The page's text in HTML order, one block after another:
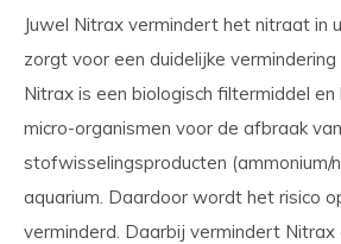
Juwel Nitrax vermindert het nitraat in
zorgt voor een duidelijke
Nitrax is een biologisch filtermiddel
micro-organismen voor de afbraak
stofwisselingsproducten (ammonium/
aquarium. Daardoor wordt het risico
verminderd. Daarbij vermindert